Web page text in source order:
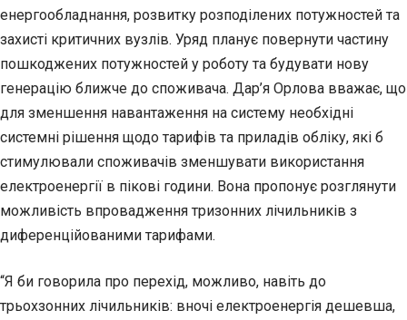
енергообладнання, розвитку розподілених потужностей та
захисті критичних вузлів. Уряд планує повернути частину
пошкоджених потужностей у роботу та будувати нову
генерацію ближче до споживача. Дар’я Орлова вважає, що
для зменшення навантаження на систему необхідні
системні рішення щодо тарифів та приладів обліку, які б
стимулювали споживачів зменшувати використання
електроенергії в пікові години. Вона пропонує розглянути
можливість впровадження тризонних лічильників з
диференційованими тарифами.
“Я би говорила про перехід, можливо, навіть до
трьохзонних лічильників: вночі електроенергія дешевша,